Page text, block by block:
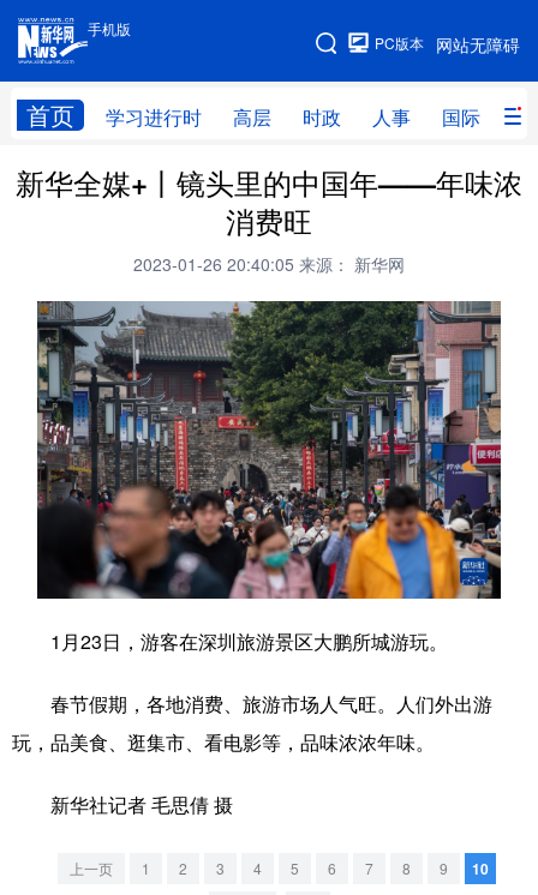
手机版
网站无障碍
PC版本
首页 学习进行时 高层 时政 人事 国际 财
手机版
网站地图
学习进行时 高层 时政 人事
全球连线
科技 科创 量子 体育
文化 书画 健康 军事
访谈 视频 图片 政务
法律 中央文件 金融 汽车
食品 人居 信息化 数字经济
学术中国 乡村振兴 银龄 溯源中国
城市 旅游 能源
公益 一带一路 亚太网
地方频道
新华全媒+丨镜头里的中国年——年味浓
消费旺
2023-01-26 20:40:05 来源： 新华网
1月23日，游客在深圳旅游景区大鹏所城游玩。
春节假期，各地消费、旅游市场人气旺。人们外出游
玩，品美食、逛集市、看电影等，品味浓浓年味。
新华社记者 毛思倩 摄
上一页 1 2 3 4 5 6 7 8 9 10